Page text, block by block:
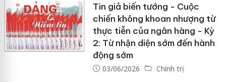
Tin giả biến tướng - Cuộc
chiến không khoan nhượng từ
thực tiễn của ngân hàng - Kỳ
2: Từ nhận diện sớm đến hành
động sớm
03/06/2026 Chính trị